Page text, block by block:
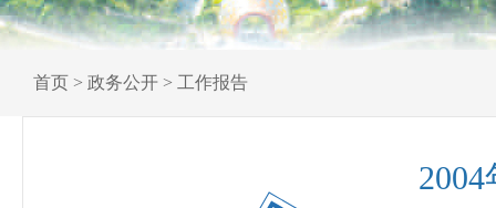
首页 > 政务公开 > 工作报告